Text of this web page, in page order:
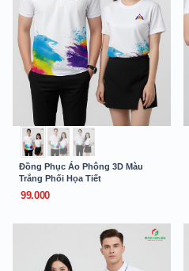
Đồng Phục Áo Phông 3D Màu
Trắng Phối Họa Tiết
99.000